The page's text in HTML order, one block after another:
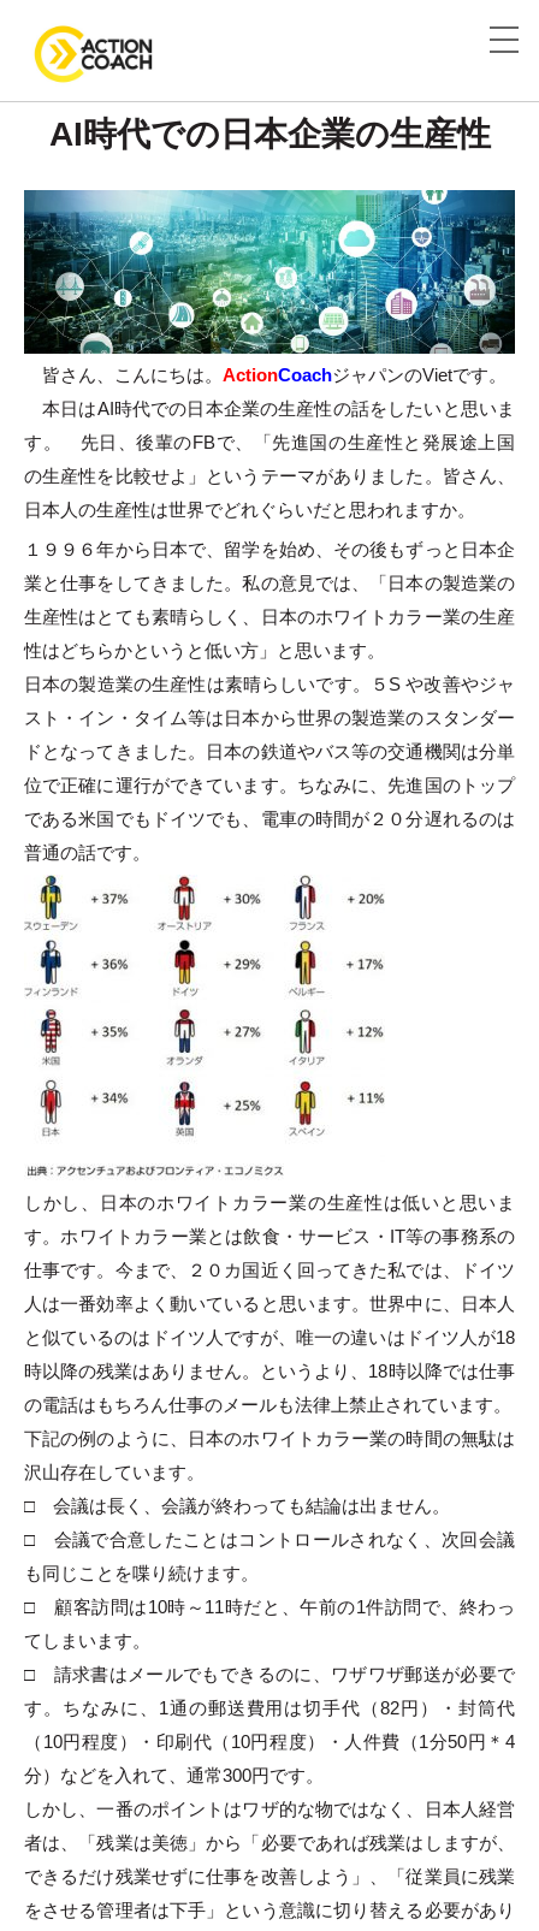
AI時代での日本企業の生産性
皆さん、こんにちは。 ActionCoachジャパンのVietです。
本日はAI時代での日本企業の生産性の話をしたいと思いま
す。 先日、後輩のFBで、「先進国の生産性と発展途上国
の生産性を比較せよ」というテーマがありました。皆さん、
日本人の生産性は世界でどれぐらいだと思われますか。
１９９６年から日本で、留学を始め、その後もずっと日本企
業と仕事をしてきました。私の意見では、「日本の製造業の
生産性はとても素晴らしく、日本のホワイトカラー業の生産
性はどちらかというと低い方」と思います。
日本の製造業の生産性は素晴らしいです。５S や改善やジャ
スト・イン・タイム等は日本から世界の製造業のスタンダー
ドとなってきました。日本の鉄道やバス等の交通機関は分単
位で正確に運行ができています。ちなみに、先進国のトップ
である米国でもドイツでも、電車の時間が２０分遅れるのは
普通の話です。
しかし、日本のホワイトカラー業の生産性は低いと思いま
す。ホワイトカラー業とは飲食・サービス・IT等の事務系の
仕事です。今まで、２０カ国近く回ってきた私では、ドイツ
人は一番効率よく動いていると思います。世界中に、日本人
と似ているのはドイツ人ですが、唯一の違いはドイツ人が18
時以降の残業はありません。というより、18時以降では仕事
の電話はもちろん仕事のメールも法律上禁止されています。
下記の例のように、日本のホワイトカラー業の時間の無駄は
沢山存在しています。
□ 会議は長く、会議が終わっても結論は出ません。
□ 会議で合意したことはコントロールされなく、次回会議
も同じことを喋り続けます。
□ 顧客訪問は10時～11時だと、午前の1件訪問で、終わっ
てしまいます。
□ 請求書はメールでもできるのに、ワザワザ郵送が必要で
す。ちなみに、1通の郵送費用は切手代（82円）・封筒代
（10円程度）・印刷代（10円程度）・人件費（1分50円＊4
分）などを入れて、通常300円です。
しかし、一番のポイントはワザ的な物ではなく、日本人経営
者は、「残業は美徳」から「必要であれば残業はしますが、
できるだけ残業せずに仕事を改善しよう」、「従業員に残業
をさせる管理者は下手」という意識に切り替える必要があり